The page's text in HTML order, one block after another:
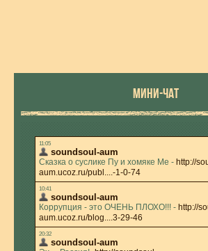
МИНИ-ЧАТ